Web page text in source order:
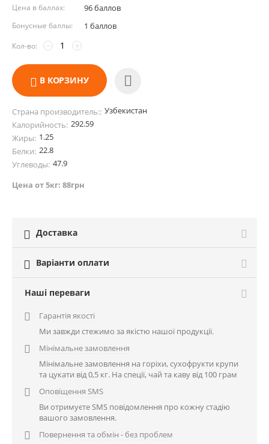
Цена в баллах: 96 баллов
Бонусные баллы: 1 баллов
Кол-во: +
−
В КОРЗИНУ
Страна производитель:: Узбекистан
Калорийность: 292.59
Жиры: 1.25
Белки: 22.8
Углеводы: 47.9
Цена от 5кг: 88грн
 Доставка
 Варіанти оплати
Наші переваги

Гарантія якості
Ми завжди стежимо за якістю нашої продукції.

Мінімальне замовлення
Мінімальне замовлення на горіхи, сухофрукти крупи
та цукати від 0,5 кг. На спеції, чай та каву від 100 грам

Оповіщення SMS
Ви отримуєте SMS повідомлення про кожну стадію
вашого замовлення.

Повернення та обмін - без проблем